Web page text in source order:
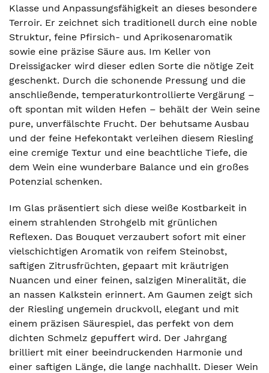
Klasse und Anpassungsfähigkeit an dieses besondere
Terroir. Er zeichnet sich traditionell durch eine noble
Struktur, feine Pfirsich- und Aprikosenaromatik
sowie eine präzise Säure aus. Im Keller von
Dreissigacker wird dieser edlen Sorte die nötige Zeit
geschenkt. Durch die schonende Pressung und die
anschließende, temperaturkontrollierte Vergärung –
oft spontan mit wilden Hefen – behält der Wein seine
pure, unverfälschte Frucht. Der behutsame Ausbau
und der feine Hefekontakt verleihen diesem Riesling
eine cremige Textur und eine beachtliche Tiefe, die
dem Wein eine wunderbare Balance und ein großes
Potenzial schenken.
Im Glas präsentiert sich diese weiße Kostbarkeit in
einem strahlenden Strohgelb mit grünlichen
Reflexen. Das Bouquet verzaubert sofort mit einer
vielschichtigen Aromatik von reifem Steinobst,
saftigen Zitrusfrüchten, gepaart mit kräutrigen
Nuancen und einer feinen, salzigen Mineralität, die
an nassen Kalkstein erinnert. Am Gaumen zeigt sich
der Riesling ungemein druckvoll, elegant und mit
einem präzisen Säurespiel, das perfekt von dem
dichten Schmelz gepuffert wird. Der Jahrgang
brilliert mit einer beeindruckenden Harmonie und
einer saftigen Länge, die lange nachhallt. Dieser Wein